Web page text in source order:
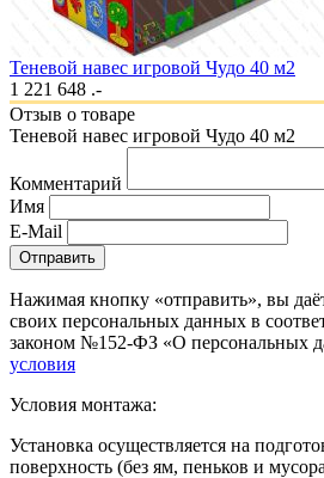
Теневой навес игровой Чудо 40 м2
1 221 648 .-
Отзыв о товаре
Теневой навес игровой Чудо 40 м2
Комментарий
Имя
E-Mail
Отправить
Нажимая кнопку «отправить», вы
своих персональных данных в
законом №152-ФЗ «О персональных
условия
Условия монтажа:
Установка осуществляется на
поверхность (без ям, пеньков и